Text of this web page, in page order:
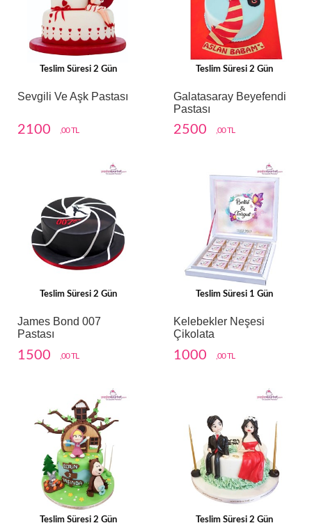
Teslim Süresi 2 Gün
Sevgili Ve Aşk Pastası
2100 ,00 TL
Teslim Süresi 2 Gün
Galatasaray Beyefendi
Pastası
2500 ,00 TL
Teslim Süresi 2 Gün
James Bond 007
Pastası
1500 ,00 TL
Teslim Süresi 1 Gün
Kelebekler Neşesi
Çikolata
1000 ,00 TL
Teslim Süresi 2 Gün Teslim Süresi 2 Gün